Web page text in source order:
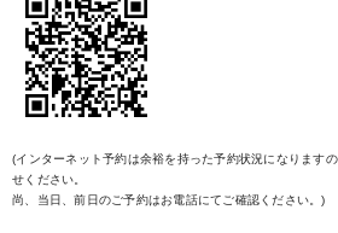
(インターネット予約は余裕を持った予約状況になります
せください。
尚、当日、前日のご予約はお電話にてご確認ください。)